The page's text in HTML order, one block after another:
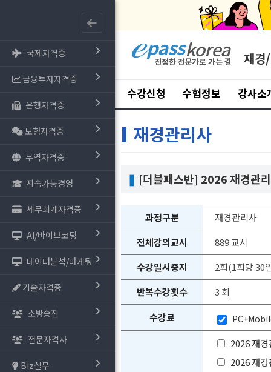
국제자격증
금융투자자격증
은행자격증
보험자격증
무역자격증
지속가능경영
세무회계자격증
AI/바이브코딩
데이터분석/마케팅
기술자격증
소방승진
전문자격사
Biz실무
재경
수강신청 수험정보 강사소
재경관리사
❚ [더블패스반] 2026 재경관
과정구분
재경관리사
전체강의교시
889 교시
수강일시중지
2회(1회당 30
반복수강횟수
3 회
수강료
2026 재
2026 재